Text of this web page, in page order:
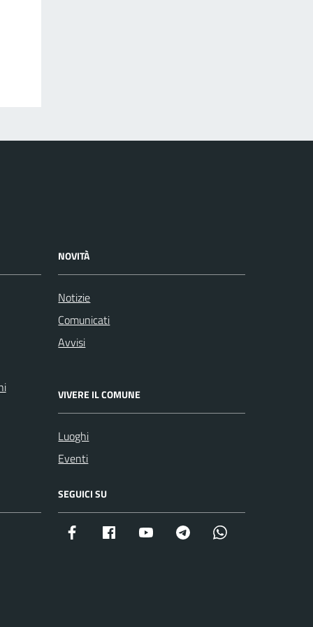
NOVITÀ
Notizie
Comunicati
Avvisi
VIVERE IL COMUNE
Luoghi
Eventi
SEGUICI SU
Facebook istituzionale
Facebook museo civico
YouTube Telegram